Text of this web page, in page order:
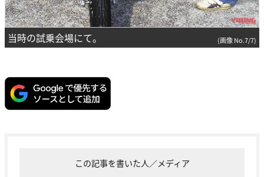
当時の試乗会場にて。 (画像 No.7/7)
この記事を書いた人／メディア